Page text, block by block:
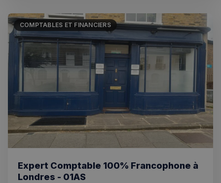
Visites guidées
Événements à venir
COMPTABLES ET FINANCIERS
Expert Comptable 100% Francophone à
Londres - 01AS